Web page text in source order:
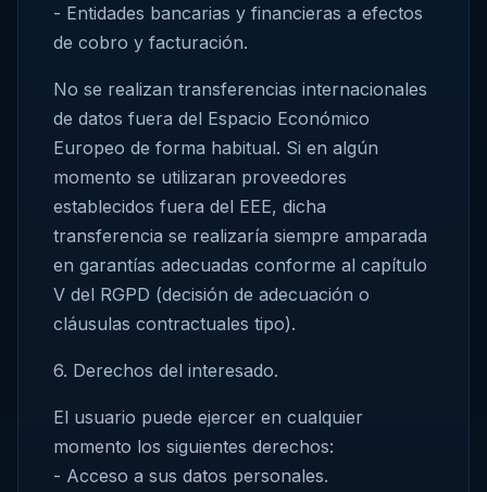
- Entidades bancarias y financieras a efectos
de cobro y facturación.
No se realizan transferencias internacionales
de datos fuera del Espacio Económico
Europeo de forma habitual. Si en algún
momento se utilizaran proveedores
establecidos fuera del EEE, dicha
transferencia se realizaría siempre amparada
en garantías adecuadas conforme al capítulo
V del RGPD (decisión de adecuación o
cláusulas contractuales tipo).
6. Derechos del interesado.
El usuario puede ejercer en cualquier
momento los siguientes derechos:
- Acceso a sus datos personales.